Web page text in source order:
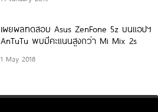
เผยผลทดสอบ Asus ZenFone 5z บนแอปฯ
AnTuTu พบมีคะแนนสูงกว่า Mi Mix 2s
1 May 2018